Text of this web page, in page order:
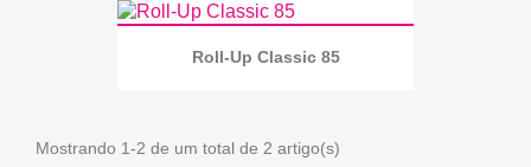
Roll-Up Classic 85
Mostrando 1-2 de um total de 2 artigo(s)